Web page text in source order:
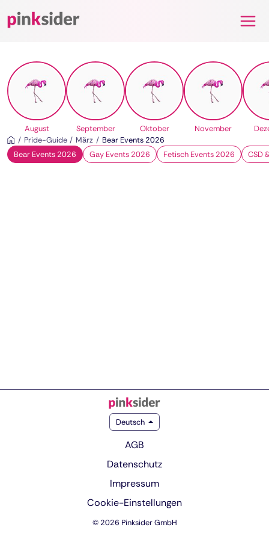
Pinksider
August September Oktober November
Pride-Guide
März
Bear Events 2026
Bear Events 2026
Gay Events 2026 Fetisch Events 2026 CSD
Deutsch
AGB
Datenschutz
Impressum
Cookie-Einstellungen
© 2026 Pinksider GmbH